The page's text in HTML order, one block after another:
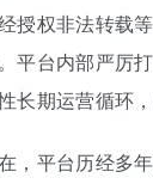
权非法转
台内部严
期运营循环
平台历经